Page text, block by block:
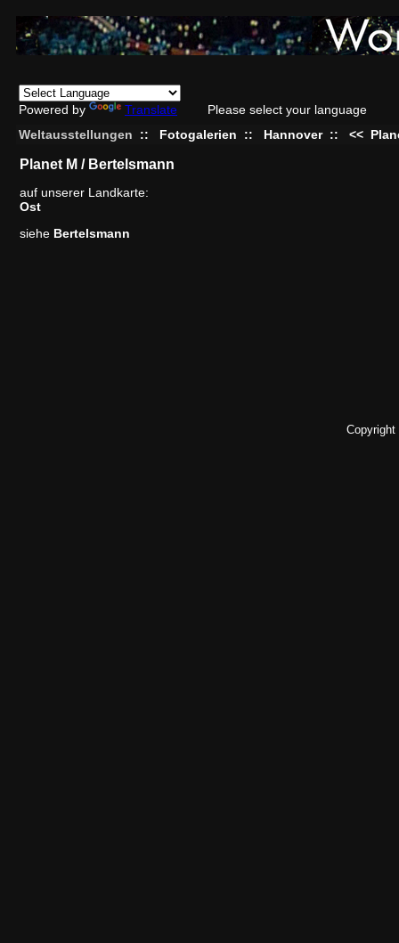
Powered by Translate
Please select your language
Weltausstellungen
:: Fotogalerien :: Hannover :: <<
Planet M / Bertelsmann
auf unserer Landkarte:
Ost
siehe Bertelsmann